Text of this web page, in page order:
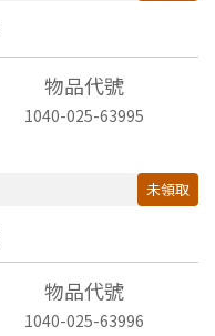
物品代號
1040-025-63995
未領取
物品代號
1040-025-63996